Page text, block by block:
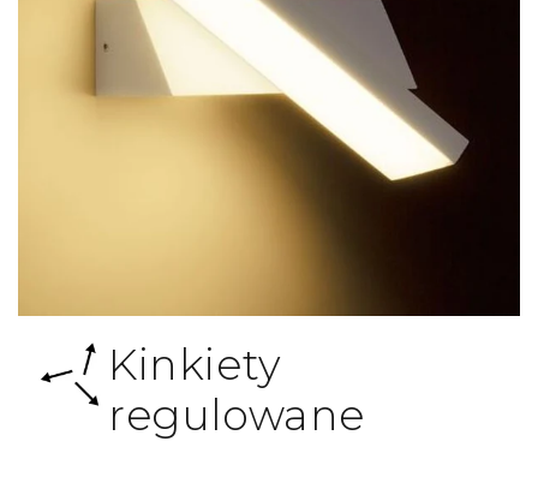
Kinkiety
regulowane